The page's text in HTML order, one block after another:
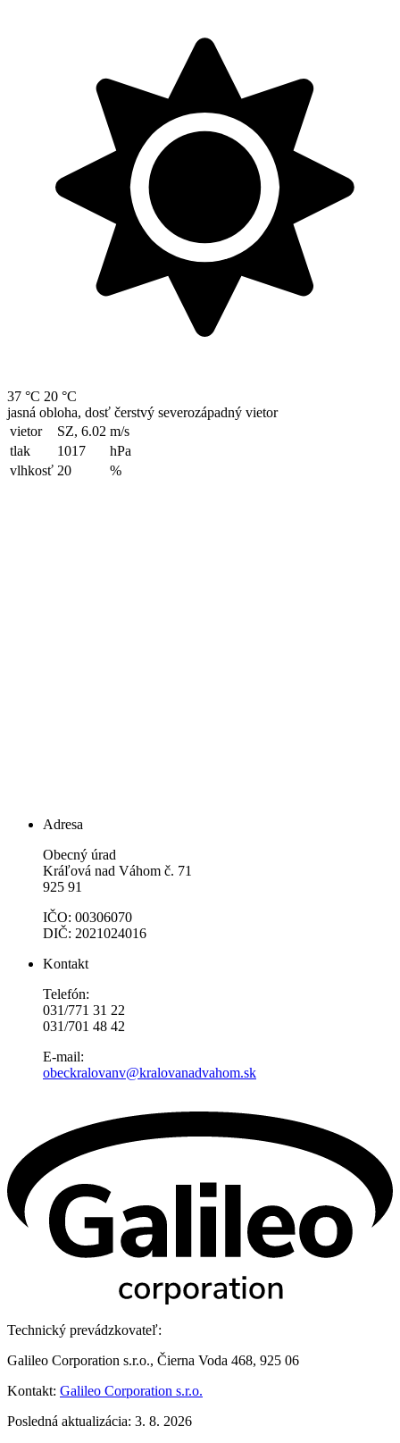
37 °C 20 °C
jasná obloha, dosť čerstvý severozápadný vietor
vietor
SZ, 6.02 m/s
tlak
1017
hPa
vlhkosť 20 %
Adresa
Obecný úrad
Kráľová nad Váhom č. 71
925 91
IČO: 00306070
DIČ: 2021024016
Kontakt
Telefón:
031/771 31 22
031/701 48 42
E-mail:
obeckralovanv@kralovanadvahom.sk
Technický prevádzkovateľ:
Galileo Corporation s.r.o., Čierna Voda 468, 925 06
Kontakt: Galileo Corporation s.r.o.
Posledná aktualizácia: 3. 8. 2026